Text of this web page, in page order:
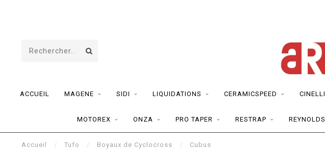
ACCUEIL MAGENE SIDI LIQUIDATIONS CERAMICSPEED CINELLI
MOTOREX ONZA PRO TAPER RESTRAP REYNOLDS
Accueil / Tufo / Boyaux de Cyclocross / Cubus